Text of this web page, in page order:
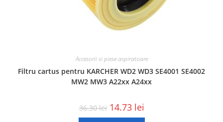
Accesorii si piese aspiratoare
Filtru cartus pentru KARCHER WD2 WD3 SE4001 SE4002
MW2 MW3 A22xx A24xx
36.30lei 14.73 lei